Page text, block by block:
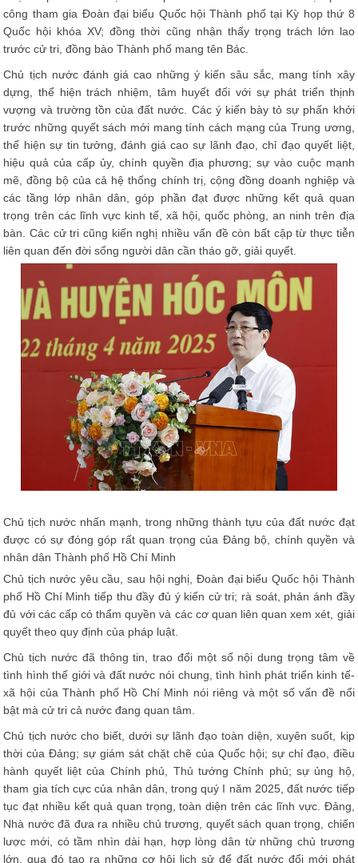
công tham gia Đoàn đại biểu Quốc hội Thành phố tại Kỳ họp thứ 8
Quốc hội khóa XV; đồng thời cũng nhận thấy trọng trách lớn lao
trước cử tri, đồng bào Thành phố mang tên Bác.
Chủ tịch nước đánh giá cao những ý kiến sâu sắc, mang tính xây
dựng, thể hiện trách nhiệm, tâm huyết đối với sự phát triển thịnh
vượng và trường tồn của đất nước. Các ý kiến bày tỏ sự phấn khởi
trước những quyết sách mới mang tính cách mạng của Trung ương,
thể hiện sự tin tưởng, đánh giá cao sự lãnh đạo, chỉ đạo quyết liệt,
hiệu quả của cấp ủy, chính quyền địa phương; sự vào cuộc mạnh
mẽ, đồng bộ của cả hệ thống chính trị, cộng đồng doanh nghiệp và
các tầng lớp nhân dân, góp phần đạt được những kết quả quan
trọng trên các lĩnh vực kinh tế, xã hội, quốc phòng, an ninh trên địa
bàn. Các cử tri cũng kiến nghị nhiều vấn đề còn bất cập từ thực tiễn
liên quan đến đời sống người dân cần tháo gỡ, giải quyết.
Chủ tịch nước nhấn mạnh, trong những thành tựu của đất nước đạt
được có sự đóng góp rất quan trọng của Đảng bộ, chính quyền và
nhân dân Thành phố Hồ Chí Minh
Chủ tịch nước yêu cầu, sau hội nghị, Đoàn đại biểu Quốc hội Thành
phố Hồ Chí Minh tiếp thu đầy đủ ý kiến cử tri; rà soát, phản ánh đầy
đủ với các cấp có thẩm quyền và các cơ quan liên quan xem xét, giải
quyết theo quy định của pháp luật.
Chủ tịch nước đã thông tin, trao đổi một số nội dung trọng tâm về
tình hình thế giới và đất nước nói chung, tình hình phát triển kinh tế-
xã hội của Thành phố Hồ Chí Minh nói riêng và một số vấn đề nổi
bật mà cử tri cả nước đang quan tâm.
Chủ tịch nước cho biết, dưới sự lãnh đạo toàn diện, xuyên suốt, kịp
thời của Đảng; sự giám sát chặt chẽ của Quốc hội; sự chỉ đạo, điều
hành quyết liệt của Chính phủ, Thủ tướng Chính phủ; sự ủng hộ,
tham gia tích cực của nhân dân, trong quý I năm 2025, đất nước tiếp
tục đạt nhiều kết quả quan trọng, toàn diện trên các lĩnh vực. Đảng,
Nhà nước đã đưa ra nhiều chủ trương, quyết sách quan trọng, chiến
lược mới, có tầm nhìn dài hạn, hợp lòng dân từ những chủ trương
lớn, qua đó tạo ra những cơ hội lịch sử để đất nước đổi mới phát